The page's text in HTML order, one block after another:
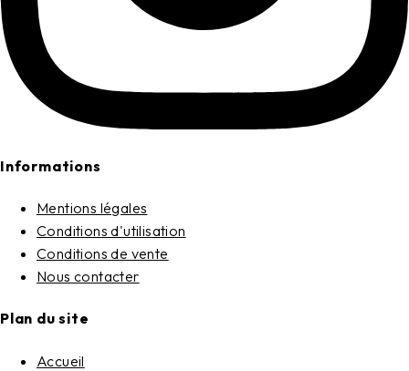
Informations
Mentions légales
Conditions d'utilisation
Conditions de vente
Nous contacter
Plan du site
Accueil